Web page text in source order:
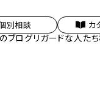
別相談 カ
ブログリガードな人たち